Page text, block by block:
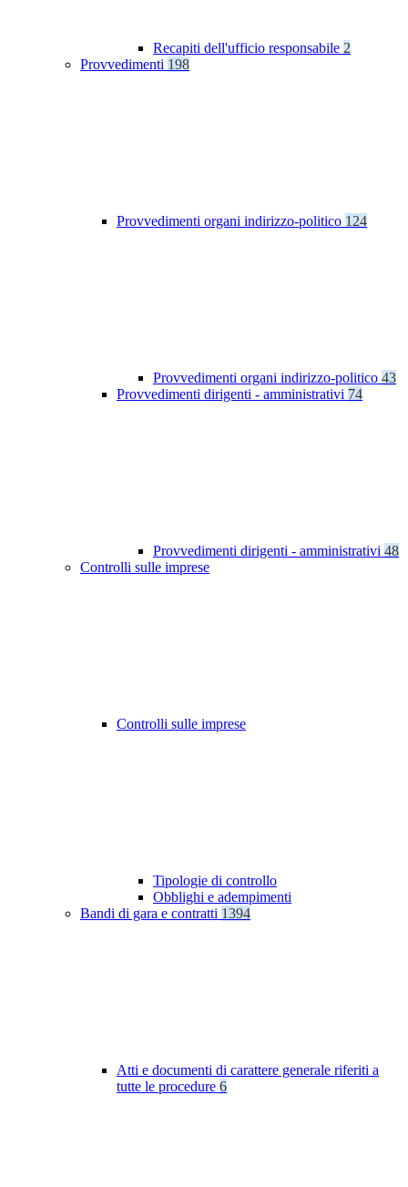
Recapiti dell'ufficio responsabile 2
Provvedimenti 198
Provvedimenti organi indirizzo-politico 124
Provvedimenti organi indirizzo-politico 43
Provvedimenti dirigenti - amministrativi 74
Provvedimenti dirigenti - amministrativi 48
Controlli sulle imprese
Controlli sulle imprese
Tipologie di controllo
Obblighi e adempimenti
Bandi di gara e contratti 1394
Atti e documenti di carattere generale riferiti a
tutte le procedure 6